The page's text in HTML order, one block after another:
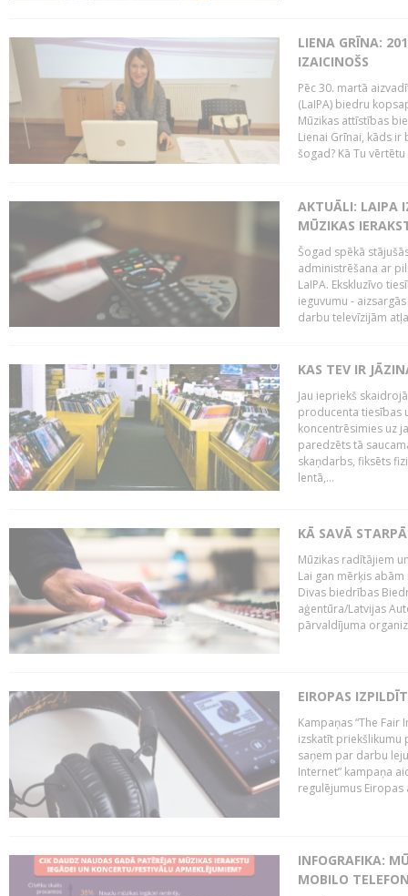
LIENA GRĪNA:
IZAICINOŠS
Pēc 30. martā
(LaIPA) biedru
Mūzikas attīstības
Lienai Grīnai, kāds ir
šogad? Kā Tu
AKTUĀLI: LAIPA
MŪZIKAS
Šogad spēkā
administrēšana ar
LaIPA. Ekskluzīvo
ieguvumu -
darbu televīzijām
KAS TEV IR
Jau iepriekš
producenta tiesības
koncentrēsimies uz
paredzēts tā
skaņdarbs, fiksēts
lentā,...
KĀ SAVĀ
Mūzikas radītājiem
Lai gan mērķis
Divas biedrības
aģentūra/Latvijas
pārvaldījuma
EIROPAS
Kampaņas “The
izskatīt priekšlikumu
saņem par darbu
Internet” kampaņa
regulējumus
INFOGRAFIKA:
MOBILO